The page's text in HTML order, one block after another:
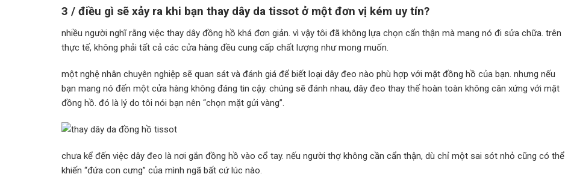
3 / điều gì sẽ xảy ra khi bạn thay dây da tissot ở một đơn vị kém uy tín?
nhiều người nghĩ rằng việc thay dây đồng hồ khá đơn giản. vì vậy tôi đã không lựa chọn cẩn thận mà mang nó đi sửa chữa. trên
thực tế, không phải tất cả các cửa hàng đều cung cấp chất lượng như mong muốn.
một nghệ nhân chuyên nghiệp sẽ quan sát và đánh giá để biết loại dây đeo nào phù hợp với mặt đồng hồ của bạn. nhưng nếu
bạn mang nó đến một cửa hàng không đáng tin cậy. chúng sẽ đánh nhau, dây đeo thay thế hoàn toàn không cân xứng với mặt
đồng hồ. đó là lý do tôi nói bạn nên “chọn mặt gửi vàng”.
chưa kể đến việc dây đeo là nơi gắn đồng hồ vào cổ tay. nếu người thợ không cần cẩn thận, dù chỉ một sai sót nhỏ cũng có thể
khiến “đứa con cưng” của mình ngã bất cứ lúc nào.